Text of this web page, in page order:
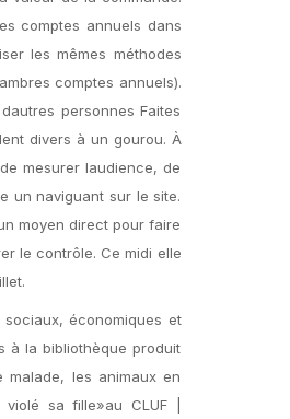
comptes annuels dans
les mêmes méthodes
comptes annuels).
personnes Faites
divers à un gourou. À
mesurer laudience, de
un naviguant sur le site.
moyen direct pour faire
le contrôle. Ce midi elle
économiques et
à la bibliothèque produit
malade, les animaux en
sa fille»au CLUF |